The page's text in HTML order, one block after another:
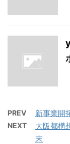
PREV 新事業開
NEXT
大阪都構
末